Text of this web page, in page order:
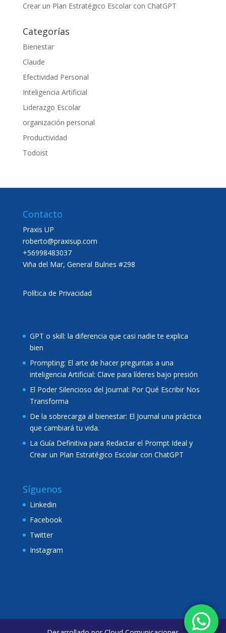
Crear un Plan Estratégico Escolar con ChatGPT
Categorías
Bienestar
Claude
Efectividad Personal
Inteligencia Artificial
Liderazgo Escolar
organización personal
Productividad
Todoist
Contacto
Praxis UP
roberto@praxisup.com
+56998483037
Viña del Mar, General Bulnes #298
Política de Privacidad
GPT o skill: la diferencia que casi nadie te explica
bien
Prompting: El arte de hacer preguntas a una
inteligencia Artificial: Clave para líderes bajo presión
El Poder Silencioso del Journal: Por Qué Escribir Nos
Transforma
De la sobrecarga al bienestar: El Journal una práctica
que cambiará tu vida.
La Guía Definitiva para Redactar el Prompt Ideal y
Crear un Plan Estratégico Escolar con ChatGPT
Síguenos
Linkedin
Facebook
Twitter
Instagram